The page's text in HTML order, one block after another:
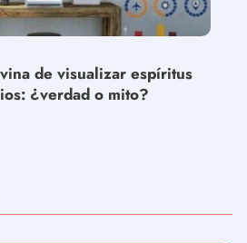
de visualizar espíritus
¿verdad o mito?